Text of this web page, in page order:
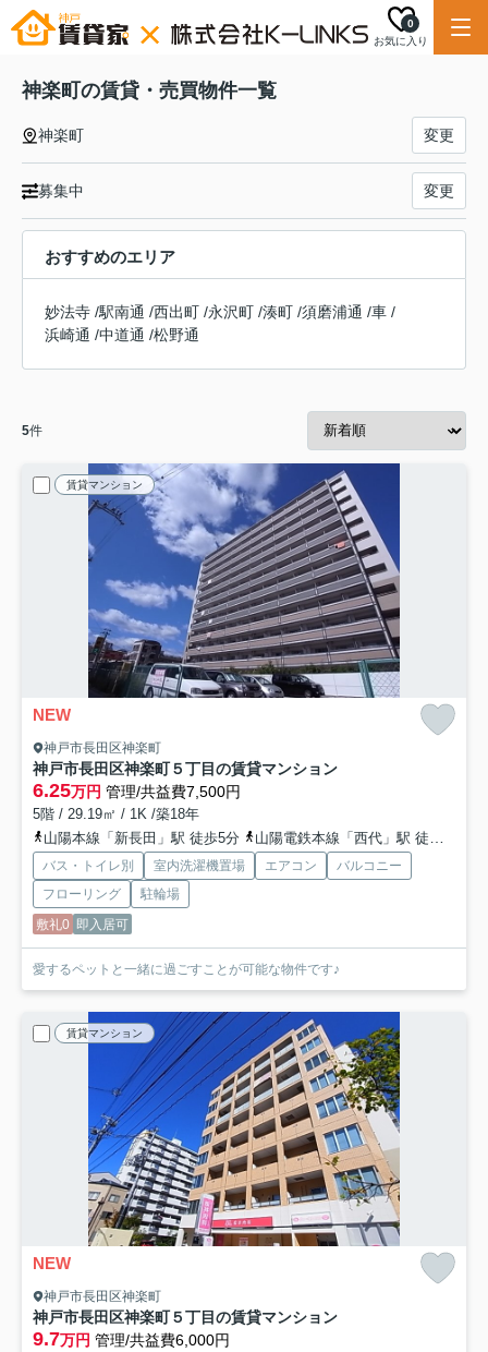
お気に入り
0
神楽町の賃貸・売買物件一覧
神楽町 変更
募集中 変更
おすすめのエリア
妙法寺 /駅南通 /西出町 /永沢町 /湊町 /須磨浦通 /車 /
浜崎通 /中道通 /松野通
5件
賃貸マンション
NEW
神戸市長田区神楽町
神戸市長田区神楽町５丁目の賃貸マンション
6.25万円 管理/共益費7,500円
5階 / 29.19㎡ / 1K /築18年
山陽本線「新長田」駅 徒歩5分
山陽電鉄本線「西代」駅 徒歩5分
バス・トイレ別 室内洗濯機置場 エアコン
バルコニー
フローリング
駐輪場
敷礼0 即入居可
愛するペットと一緒に過ごすことが可能な物件です♪
賃貸マンション
NEW
神戸市長田区神楽町
神戸市長田区神楽町５丁目の賃貸マンション
9.7万円 管理/共益費6,000円